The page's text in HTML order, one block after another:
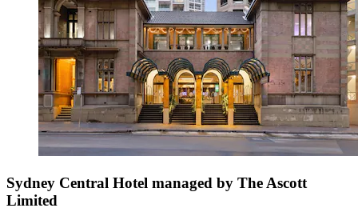
Sydney Central Hotel managed by The Ascott
Limited